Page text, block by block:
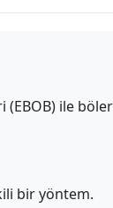
(EBOB) ile
bir yöntem.